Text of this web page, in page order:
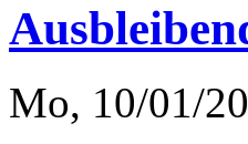
Mo, 10/01/